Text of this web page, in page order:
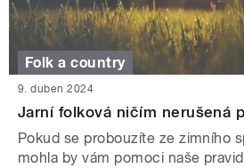
Folk a country
9. duben 2024
Jarní folková ničím nerušená
Pokud se probouzíte ze zimního
mohla by vám pomoci naše